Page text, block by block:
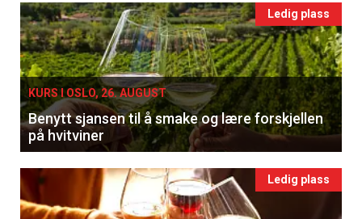
Ledig plass
KURS I OSLO, 26. AUGUST
Benytt sjansen til å smake og lære forskjellen
på hvitviner
Ledig plass